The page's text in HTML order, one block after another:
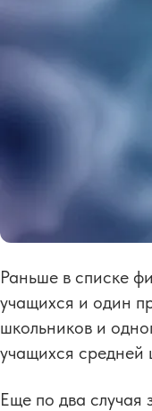
Раньше в списке
учащихся и один
школьников и
учащихся
Еще по два